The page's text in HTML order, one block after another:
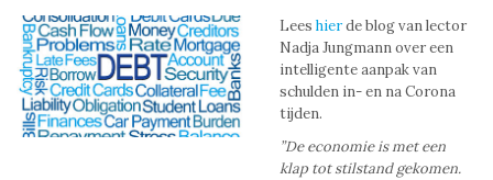
Lees hierde blog van lector
Nadja Jungmann over een
intelligente aanpak van
schulden in- en na Corona
tijden.
”De economie is met een
klap tot stilstand gekomen.